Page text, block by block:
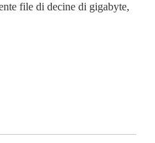
file di decine di gigabyte,